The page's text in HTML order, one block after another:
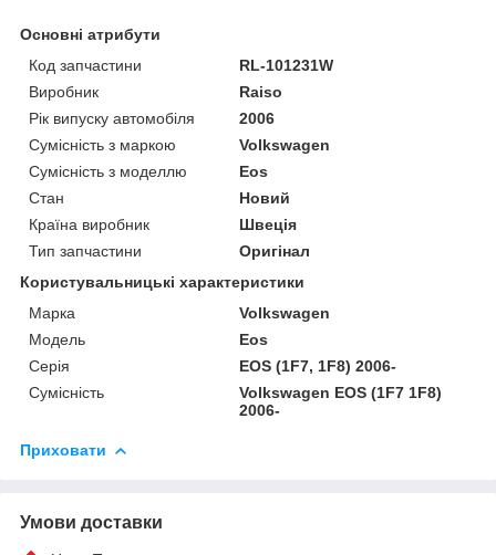
Основні атрибути
Код запчастини
RL-101231W
Виробник
Raiso
Рік випуску автомобіля
2006
Сумісність з маркою
Volkswagen
Сумісність з моделлю
Eos
Стан
Новий
Країна виробник
Швеція
Тип запчастини
Оригінал
Користувальницькі характеристики
Марка
Volkswagen
Мoдель
Eos
Серія
EOS (1F7, 1F8) 2006-
Сумісність
Volkswagen EOS (1F7 1F8)
2006-
Приховати
Умови доставки